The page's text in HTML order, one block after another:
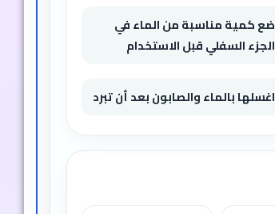
ضع كمية مناسبة من الماء في
الجزء السفلي قبل الاستخدام
اغسلها بالماء والصابون بعد أن تبرد